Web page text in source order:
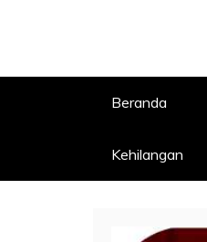
Beranda
Kehilangan